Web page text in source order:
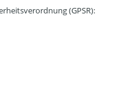
(GPSR):